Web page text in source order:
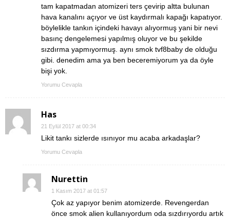
tam kapatmadan atomizeri ters çevirip altta bulunan
hava kanalını açıyor ve üst kaydırmalı kapağı kapatıyor.
böylelikle tankın içindeki havayı alıyormuş yani bir nevi
basınç dengelemesi yapılmış oluyor ve bu şekilde
sızdırma yapmıyormuş. aynı smok tvf8baby de olduğu
gibi. denedim ama ya ben beceremiyorum ya da öyle
bişi yok.
Yorumu Cevapla
Has
21 Eylül 2017 at 00:34
Likit tankı sizlerde ısınıyor mu acaba arkadaşlar?
Yorumu Cevapla
Nurettin
1 Kasım 2017 at 01:57
Çok az yapıyor benim atomizerde. Revengerdan
önce smok alien kullanıyordum oda sızdırıyordu artık